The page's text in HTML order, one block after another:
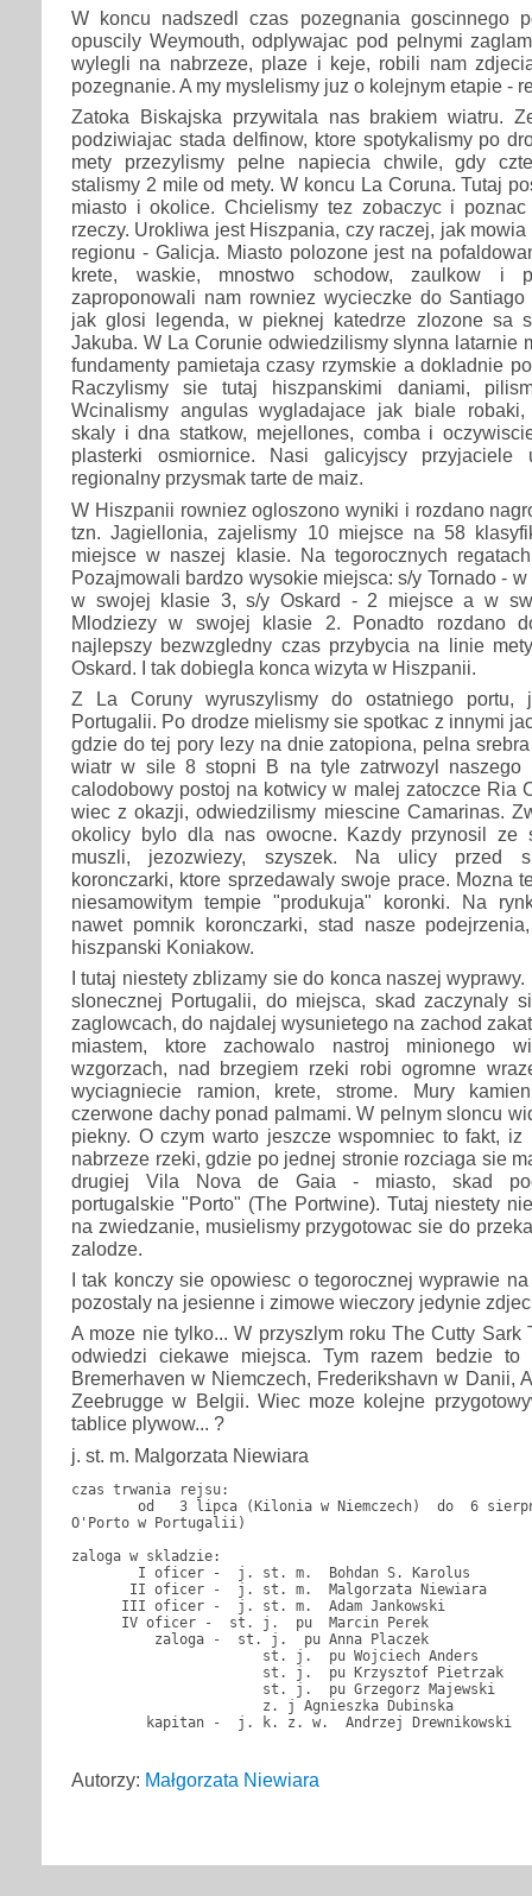
W koncu nadszedl czas pozegnania goscinnego
opuscily Weymouth, odplywajac pod pelnymi
wylegli na nabrzeze, plaze i keje, robili nam
pozegnanie. A my myslelismy juz o kolejnym etapie -
Zatoka Biskajska przywitala nas brakiem wiatru.
podziwiajac stada delfinow, ktore spotykalismy po
mety przezylismy pelne napiecia chwile, gdy
stalismy 2 mile od mety. W koncu La Coruna. Tutaj
miasto i okolice. Chcielismy tez zobaczyc i
rzeczy. Urokliwa jest Hiszpania, czy raczej, jak
regionu - Galicja. Miasto polozone jest na
krete, waskie, mnostwo schodow, zaulkow i
zaproponowali nam rowniez wycieczke do
jak glosi legenda, w pieknej katedrze zlozone sa
Jakuba. W La Corunie odwiedzilismy slynna latarnie
fundamenty pamietaja czasy rzymskie a dokladnie
Raczylismy sie tutaj hiszpanskimi daniami,
Wcinalismy angulas wygladajace jak biale robaki,
skaly i dna statkow, mejellones, comba i
plasterki osmiornice. Nasi galicyjscy
regionalny przysmak tarte de maiz.
W Hiszpanii rowniez ogloszono wyniki i rozdano
tzn. Jagiellonia, zajelismy 10 miejsce na 58
miejsce w naszej klasie. Na tegorocznych
Pozajmowali bardzo wysokie miejsca: s/y Tornado -
w swojej klasie 3, s/y Oskard - 2 miejsce a w
Mlodziezy w swojej klasie 2. Ponadto rozdano
najlepszy bezwzgledny czas przybycia na linie
Oskard. I tak dobiegla konca wizyta w Hiszpanii.
Z La Coruny wyruszylismy do ostatniego portu,
Portugalii. Po drodze mielismy sie spotkac z innymi
gdzie do tej pory lezy na dnie zatopiona, pelna
wiatr w sile 8 stopni B na tyle zatrwozyl naszego
calodobowy postoj na kotwicy w malej zatoczce Ria
wiec z okazji, odwiedzilismy miescine Camarinas.
okolicy bylo dla nas owocne. Kazdy przynosil ze
muszli, jezozwiezy, szyszek. Na ulicy przed
koronczarki, ktore sprzedawaly swoje prace. Mozna
niesamowitym tempie "produkuja" koronki. Na
nawet pomnik koronczarki, stad nasze
hiszpanski Koniakow.
I tutaj niestety zblizamy sie do konca naszej
slonecznej Portugalii, do miejsca, skad zaczynaly
zaglowcach, do najdalej wysunietego na zachod
miastem, ktore zachowalo nastroj minionego
wzgorzach, nad brzegiem rzeki robi ogromne
wyciagniecie ramion, krete, strome. Mury
czerwone dachy ponad palmami. W pelnym sloncu
piekny. O czym warto jeszcze wspomniec to fakt, iz
nabrzeze rzeki, gdzie po jednej stronie rozciaga sie
drugiej Vila Nova de Gaia - miasto, skad
portugalskie "Porto" (The Portwine). Tutaj niestety
na zwiedzanie, musielismy przygotowac sie do
zalodze.
I tak konczy sie opowiesc o tegorocznej wyprawie
pozostaly na jesienne i zimowe wieczory jedynie
A moze nie tylko... W przyszlym roku The Cutty Sark
odwiedzi ciekawe miejsca. Tym razem bedzie to
Bremerhaven w Niemczech, Frederikshavn w Danii,
Zeebrugge w Belgii. Wiec moze kolejne
tablice plywow... ?
j. st. m. Malgorzata Niewiara
czas trwania rejsu:
od   3 lipca (Kilonia w Niemczech)  do  6
O'Porto w Portugalii)
zaloga w skladzie:
        I oficer -  j. st. m.  Bohdan S. Karolus
       II oficer -  j. st. m.  Malgorzata Niewiara
      III oficer -  j. st. m.  Adam Jankowski
      IV oficer -  st. j.  pu  Marcin Perek
          zaloga -  st. j.  pu Anna Placzek
                       st. j.  pu Wojciech Anders
                       st. j.  pu Krzysztof Pietrzak
                       st. j.  pu Grzegorz Majewski
                       z. j Agnieszka Dubinska
         kapitan -  j. k. z. w.  Andrzej Drewnikowski
Autorzy: Małgorzata Niewiara